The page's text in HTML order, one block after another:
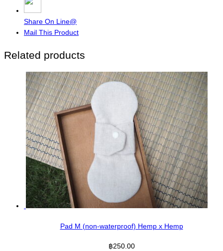
Share On Line@
Mail This Product
Related products
Pad M (non-waterproof) Hemp x Hemp
฿250.00